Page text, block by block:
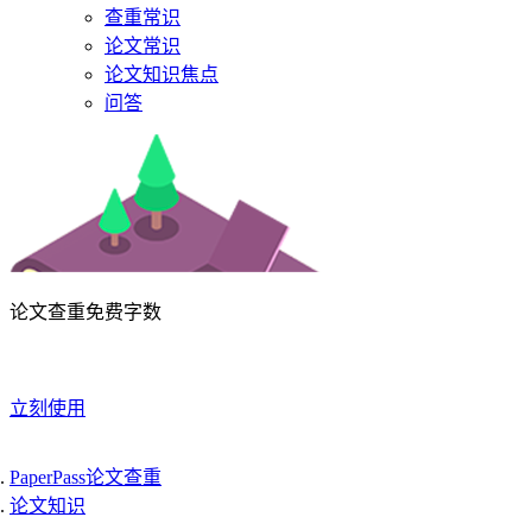
查重常识
论文常识
论文知识焦点
问答
论文查重免费字数
立刻使用
PaperPass论文查重
论文知识